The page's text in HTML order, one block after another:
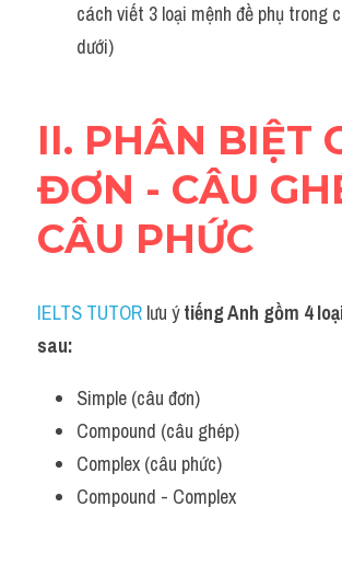
cách viết 3 loại mệnh đề phụ trong
dưới)
II. PHÂN BIỆT
ĐƠN - CÂU
CÂU PHỨC
IELTS TUTOR lưu ý tiếng Anh gồm 4
sau:
Simple (câu đơn)
Compound (câu ghép)
Complex (câu phức)
Compound - Complex